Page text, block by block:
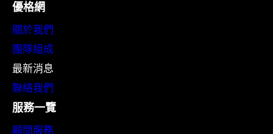
優格網
關於我們
團隊組成
最新消息
聯絡我們
服務一覽
顧問服務